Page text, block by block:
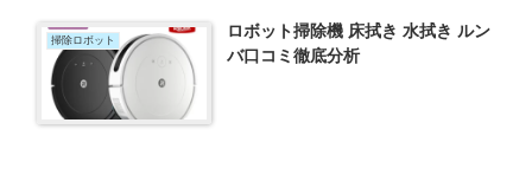
掃除ロボット
ロボット掃除機 床拭き 水拭き ルン
バ口コミ徹底分析